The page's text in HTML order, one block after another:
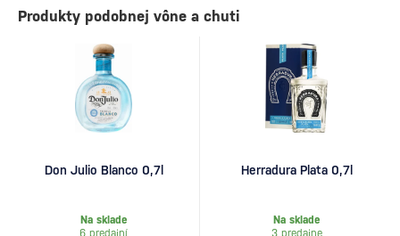
Produkty podobnej vône a chuti
Don Julio Blanco 0,7l
Na sklade
6 predajní
Herradura Plata 0,7l
Na sklade
3 predajne